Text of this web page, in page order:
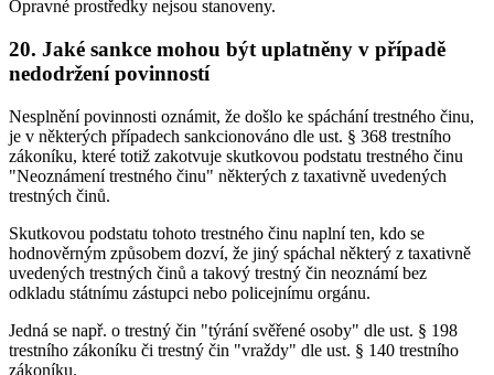
Opravné prostředky nejsou stanoveny.
20. Jaké sankce mohou být uplatněny v případě
nedodržení povinností
Nesplnění povinnosti oznámit, že došlo ke spáchání trestného činu,
je v některých případech sankcionováno dle ust. § 368 trestního
zákoníku, které totiž zakotvuje skutkovou podstatu trestného činu
"Neoznámení trestného činu" některých z taxativně uvedených
trestných činů.
Skutkovou podstatu tohoto trestného činu naplní ten, kdo se
hodnověrným způsobem dozví, že jiný spáchal některý z taxativně
uvedených trestných činů a takový trestný čin neoznámí bez
odkladu státnímu zástupci nebo policejnímu orgánu.
Jedná se např. o trestný čin "týrání svěřené osoby" dle ust. § 198
trestního zákoníku či trestný čin "vraždy" dle ust. § 140 trestního
zákoníku.